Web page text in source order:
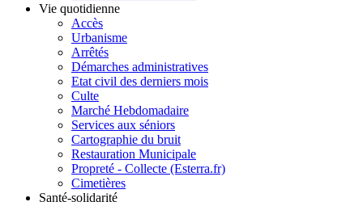
Vie quotidienne
Accès
Urbanisme
Arrêtés
Démarches administratives
Etat civil des derniers mois
Culte
Marché Hebdomadaire
Services aux séniors
Cartographie du bruit
Restauration Municipale
Propreté - Collecte (Esterra.fr)
Cimetières
Santé-solidarité